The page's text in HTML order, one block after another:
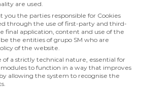
de uso
comerciales de grupo SM
are used.
you the parties responsible for Cookies
through the use of first-party and third-
final application, content and use of the
the entities of grupo SM who are
of the website.
of a strictly technical nature, essential for
to function in a way that improves
allowing the system to recognise the